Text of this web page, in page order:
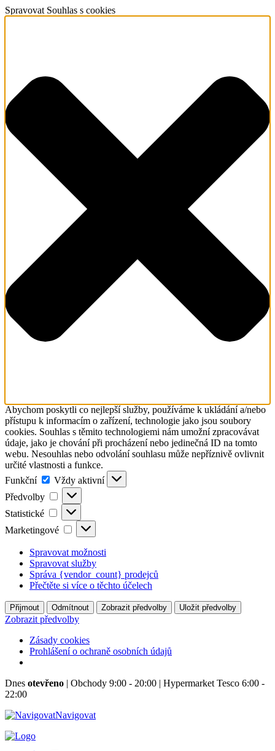
Spravovat Souhlas s cookies
Abychom poskytli co nejlepší služby, používáme k ukládání a/nebo
přístupu k informacím o zařízení, technologie jako jsou soubory
cookies. Souhlas s těmito technologiemi nám umožní zpracovávat
údaje, jako je chování při procházení nebo jedinečná ID na tomto
webu. Nesouhlas nebo odvolání souhlasu může nepříznivě ovlivnit
určité vlastnosti a funkce.
Funkční
Funkční
Vždy aktivní
Předvolby
Předvolby
Statistické Statistické
Marketingové Marketingové
Spravovat možnosti
Spravovat služby
Správa {vendor_count} prodejců
Přečtěte si více o těchto účelech
Přijmout Odmítnout Zobrazit předvolby Uložit předvolby
Zobrazit předvolby
Zásady cookies
Prohlášení o ochraně osobních údajů
Dnes otevřeno | Obchody 9:00 - 20:00 | Hypermarket Tesco 6:00 -
22:00
Navigovat